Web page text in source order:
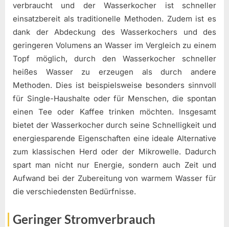
verbraucht und der Wasserkocher ist schneller
einsatzbereit als traditionelle Methoden. Zudem ist es
dank der Abdeckung des Wasserkochers und des
geringeren Volumens an Wasser im Vergleich zu einem
Topf möglich, durch den Wasserkocher schneller
heißes Wasser zu erzeugen als durch andere
Methoden. Dies ist beispielsweise besonders sinnvoll
für Single-Haushalte oder für Menschen, die spontan
einen Tee oder Kaffee trinken möchten. Insgesamt
bietet der Wasserkocher durch seine Schnelligkeit und
energiesparende Eigenschaften eine ideale Alternative
zum klassischen Herd oder der Mikrowelle. Dadurch
spart man nicht nur Energie, sondern auch Zeit und
Aufwand bei der Zubereitung von warmem Wasser für
die verschiedensten Bedürfnisse.
Geringer Stromverbrauch